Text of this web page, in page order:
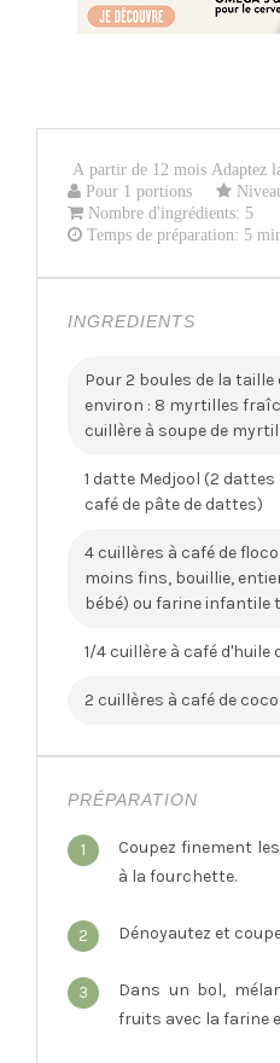
A partir de 12 mois Adaptez
Pour 1 portions
Nombre d'ingrédients: 5
Temps de préparation: 5
INGREDIENTS
Pour 2 boules de la taille
environ : 8 myrtilles
cuillère à soupe de
1 datte Medjool (2 dattes
café de pâte de dattes)
4 cuillères à café de
moins fins, bouillie,
bébé) ou farine infantile
1/4 cuillère à café d'huile
2 cuillères à café de
PRÉPARATION
1
Coupez finement
à la fourchette.
2 Dénoyautez et
3
Dans un bol,
fruits avec la farine